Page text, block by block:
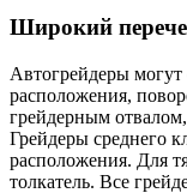
Широкий
Автогрейдеры могут
расположения,
грейдерным
Грейдеры среднего
расположения. Для
толкатель. Все